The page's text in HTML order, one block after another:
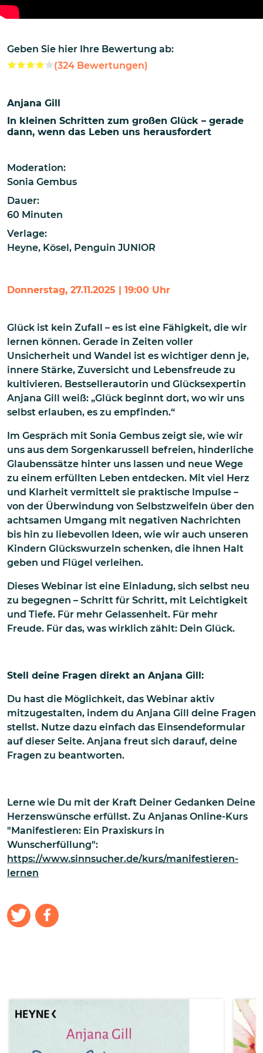
Geben Sie hier Ihre Bewertung ab:
(324 Bewertungen)
Anjana Gill
In kleinen Schritten zum großen Glück – gerade
dann, wenn das Leben uns herausfordert
Moderation:
Sonia Gembus
Dauer:
60 Minuten
Verlage:
Heyne, Kösel, Penguin JUNIOR
Donnerstag, 27.11.2025 | 19:00 Uhr
Glück ist kein Zufall – es ist eine Fähigkeit, die wir
lernen können. Gerade in Zeiten voller
Unsicherheit und Wandel ist es wichtiger denn je,
innere Stärke, Zuversicht und Lebensfreude zu
kultivieren. Bestsellerautorin und Glücksexpertin
Anjana Gill weiß: „Glück beginnt dort, wo wir uns
selbst erlauben, es zu empfinden.“
Im Gespräch mit Sonia Gembus zeigt sie, wie wir
uns aus dem Sorgenkarussell befreien, hinderliche
Glaubenssätze hinter uns lassen und neue Wege
zu einem erfüllten Leben entdecken. Mit viel Herz
und Klarheit vermittelt sie praktische Impulse –
von der Überwindung von Selbstzweifeln über den
achtsamen Umgang mit negativen Nachrichten
bis hin zu liebevollen Ideen, wie wir auch unseren
Kindern Glückswurzeln schenken, die ihnen Halt
geben und Flügel verleihen.
Dieses Webinar ist eine Einladung, sich selbst neu
zu begegnen – Schritt für Schritt, mit Leichtigkeit
und Tiefe. Für mehr Gelassenheit. Für mehr
Freude. Für das, was wirklich zählt: Dein Glück.
Stell deine Fragen direkt an Anjana Gill:
Du hast die Möglichkeit, das Webinar aktiv
mitzugestalten, indem du Anjana Gill deine Fragen
stellst. Nutze dazu einfach das Einsendeformular
auf dieser Seite. Anjana freut sich darauf, deine
Fragen zu beantworten.
Lerne wie Du mit der Kraft Deiner Gedanken Deine
Herzenswünsche erfüllst. Zu Anjanas Online-Kurs
"Manifestieren: Ein Praxiskurs in
Wunscherfüllung":
https://www.sinnsucher.de/kurs/manifestieren-
lernen